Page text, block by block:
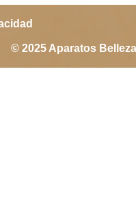
© 2025 Aparatos Belleza